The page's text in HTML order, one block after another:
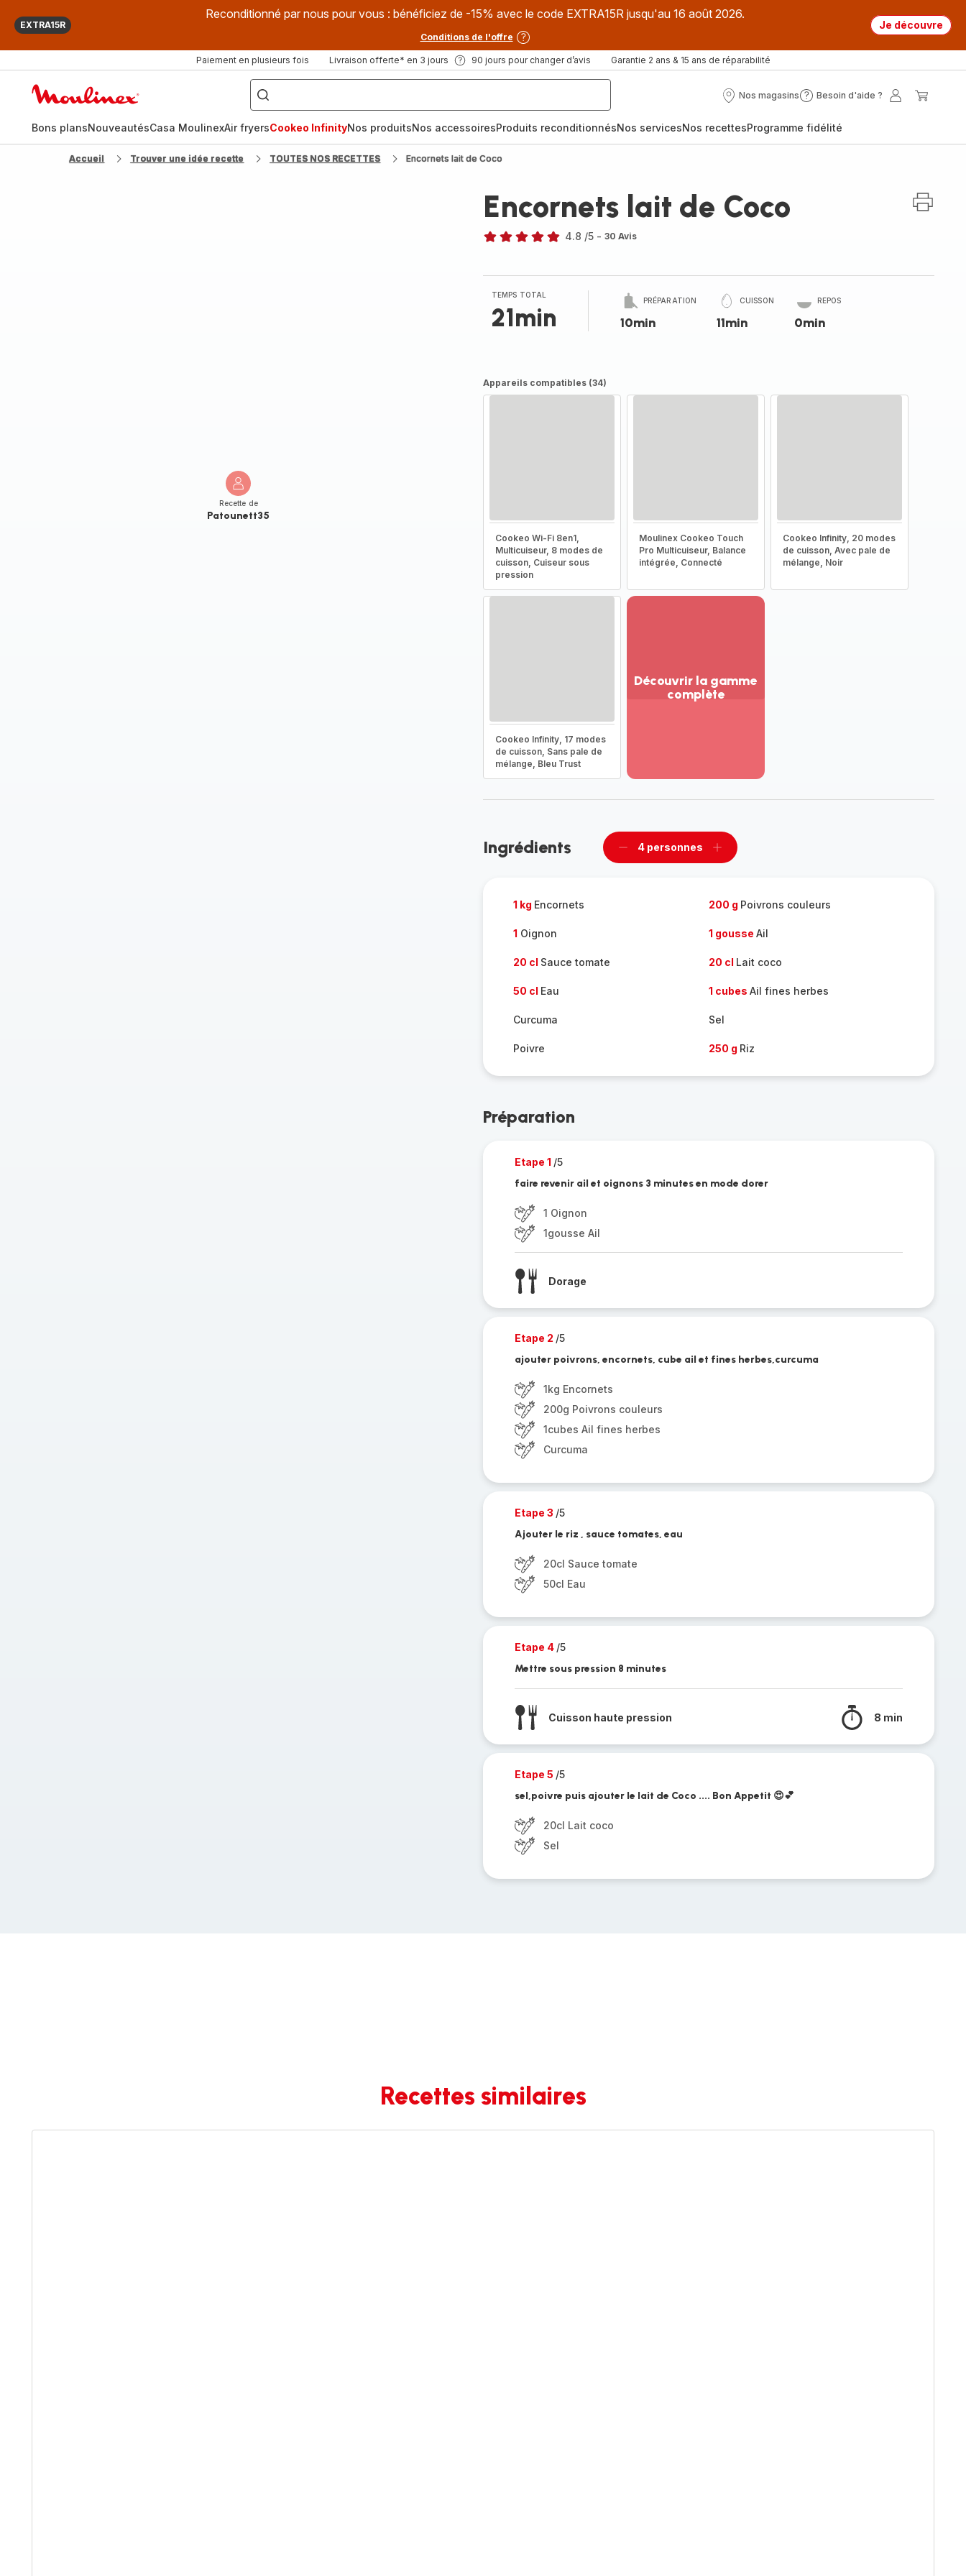
EXTRA15R
Reconditionné par nous pour vous : bénéficiez de -15% avec le code EXTRA15R jusqu'au 16 août 2026.
Conditions de l'offre
Je découvre
Paiement en plusieurs fois Livraison offerte* en 3 jours 90 jours pour changer d’avis Garantie 2 ans & 15 ans de réparabilité
["Que
recherchez-
vous
?",
fryer",
"Companion"]
Nos magasins
Nos
Besoin d'aide ?
Besoin
?
Mon
Bons plansNouveautésCasa MoulinexAir fryersCookeo InfinityNos produitsNos accessoiresProduits reconditionnésNos servicesNos recettesProgramme fidélité
Accueil Trouver une idée recette TOUTES NOS RECETTES Encornets lait de Coco
Recette de
Patounett35
Encornets lait de Coco
4.8 /5 - 30 Avis
TEMPS TOTAL
21min
PRÉPARATION
10min
CUISSON
11min
REPOS
0min
Appareils compatibles (34)
Cookeo Wi-Fi 8en1,
Multicuiseur, 8 modes de
cuisson, Cuiseur sous
pression
Moulinex Cookeo Touch
Pro Multicuiseur, Balance
intégrée, Connecté
Cookeo Infinity, 20 modes
de cuisson, Avec pale de
mélange, Noir
Cookeo Infinity, 17 modes
de cuisson, Sans pale de
mélange, Bleu Trust
Découvrir la gamme
complète
gamme
Ingrédients
Supprimer
4 personnes
Ajouter
1 kg Encornets 200 g Poivrons couleurs
1 Oignon 1 gousse Ail
20 cl Sauce tomate 20 cl Lait coco
50 cl Eau 1 cubes Ail fines herbes
Curcuma Sel
Poivre 250 g Riz
Préparation
Etape 1 /5
faire revenir ail et oignons 3 minutes en mode dorer
1 Oignon
1gousse Ail
Dorage
Etape 2 /5
ajouter poivrons, encornets, cube ail et fines herbes,curcuma
1kg Encornets
200g Poivrons couleurs
1cubes Ail fines herbes
Curcuma
Etape 3 /5
Ajouter le riz , sauce tomates, eau
20cl Sauce tomate
50cl Eau
Etape 4 /5
Mettre sous pression 8 minutes
Cuisson haute pression 8 min
Etape 5 /5
sel,poivre puis ajouter le lait de Coco .... Bon Appetit 😍💕
20cl Lait coco
Sel
Recettes similaires